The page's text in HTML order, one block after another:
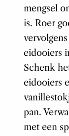
mengsel
is. Roer
eidooiers
Schenk
eidooiers
pan.
met een